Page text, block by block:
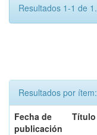
Resultados 1-1 de 1.
Resultados por ítem:
Fecha de
publicación
Título